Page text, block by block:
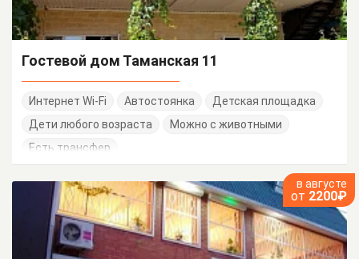
Гостевой дом Таманская 11
Интернет Wi-Fi Автостоянка
Детская площадка
Дети любого возраста
Можно с животными
Есть трансфер
в августе
от 2200₽